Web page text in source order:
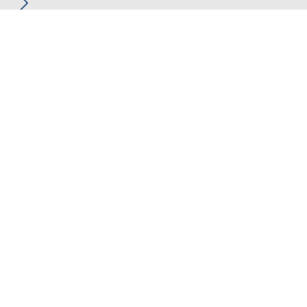
applicables, être exclues ou limitées.